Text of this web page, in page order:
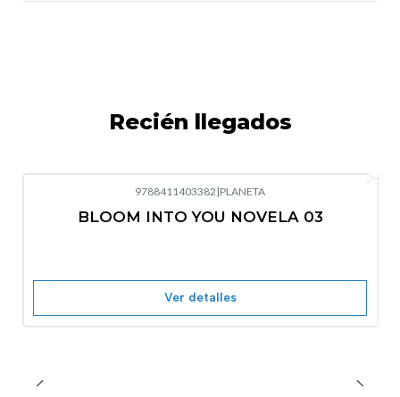
Recién llegados
Nuevo
9788411403382 |PLANETA
BLOOM INTO YOU NOVELA 03
Ver detalles